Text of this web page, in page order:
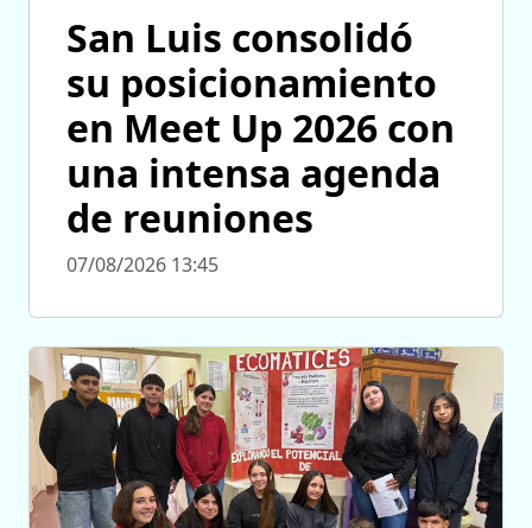
San Luis consolidó
su posicionamiento
en Meet Up 2026 con
una intensa agenda
de reuniones
07/08/2026 13:45